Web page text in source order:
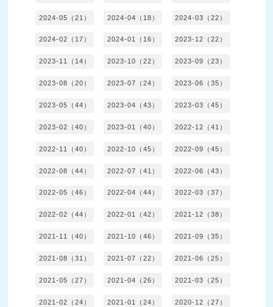
2024-05（21） 2024-04（18） 2024-03（22）
2024-02（17） 2024-01（16） 2023-12（22）
2023-11（14） 2023-10（22） 2023-09（23）
2023-08（20） 2023-07（24） 2023-06（35）
2023-05（44） 2023-04（43） 2023-03（45）
2023-02（40） 2023-01（40） 2022-12（41）
2022-11（40） 2022-10（45） 2022-09（45）
2022-08（44） 2022-07（41） 2022-06（43）
2022-05（46） 2022-04（44） 2022-03（37）
2022-02（44） 2022-01（42） 2021-12（38）
2021-11（40） 2021-10（46） 2021-09（35）
2021-08（31） 2021-07（22） 2021-06（25）
2021-05（27） 2021-04（26） 2021-03（25）
2021-02（24） 2021-01（24） 2020-12（27）